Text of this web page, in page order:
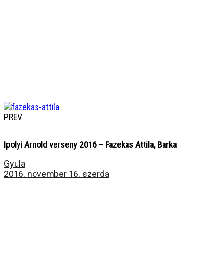
PREV
Ipolyi Arnold verseny 2016 – Fazekas Attila, Barka
Gyula
2016. november 16. szerda